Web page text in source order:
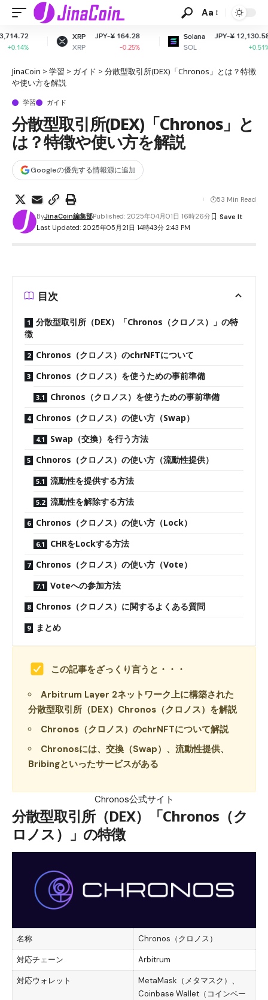
Aa
JPY-¥ 164.28
-0.25%
Solana
JPY-¥ 12,130.58
JinaCoin > 学習 > ガイド > 分散型取引所(DEX)「Chronos」とは？特徴
や使い方を解説
学習 ガイド
分散型取引所(DEX)「Chronos」と
は？特徴や使い方を解説
Googleの優先する情報源に追加
Last Updated: 2025年05月21日 14時43分 2:43 PM
ByJinaCoin編集部Published: 2025年04月01日 16時26分
53 Min Read
目次
分散型取引所（DEX）「Chronos（クロノス）」の特
徴
Chronos（クロノス）のchrNFTについて
Chronos（クロノス）を使うための事前準備
Chronos（クロノス）を使うための事前準備
Chronos（クロノス）の使い方（Swap）
Swap（交換）を行う方法
Chnoros（クロノス）の使い方（流動性提供）
流動性を提供する方法
流動性を解除する方法
Chronos（クロノス）の使い方（Lock）
CHRをLockする方法
Chronos（クロノス）の使い方（Vote）
Voteへの参加方法
Chronos（クロノス）に関するよくある質問
まとめ
この記事をざっくり言うと・・・
Arbitrum Layer 2ネットワーク上に構築された
分散型取引所（DEX）Chronos（クロノス）を解説
Chronos（クロノス）のchrNFTについて解説
Chronosには、交換（Swap）、流動性提供、
Bribingといったサービスがある
Chronos公式サイト
分散型取引所（DEX）「Chronos（ク
ロノス）」の特徴
名称 Chronos（クロノス）
対応チェーン Arbitrum
対応ウォレット
MetaMask（メタマスク）、
Coinbase Wallet（コインベー